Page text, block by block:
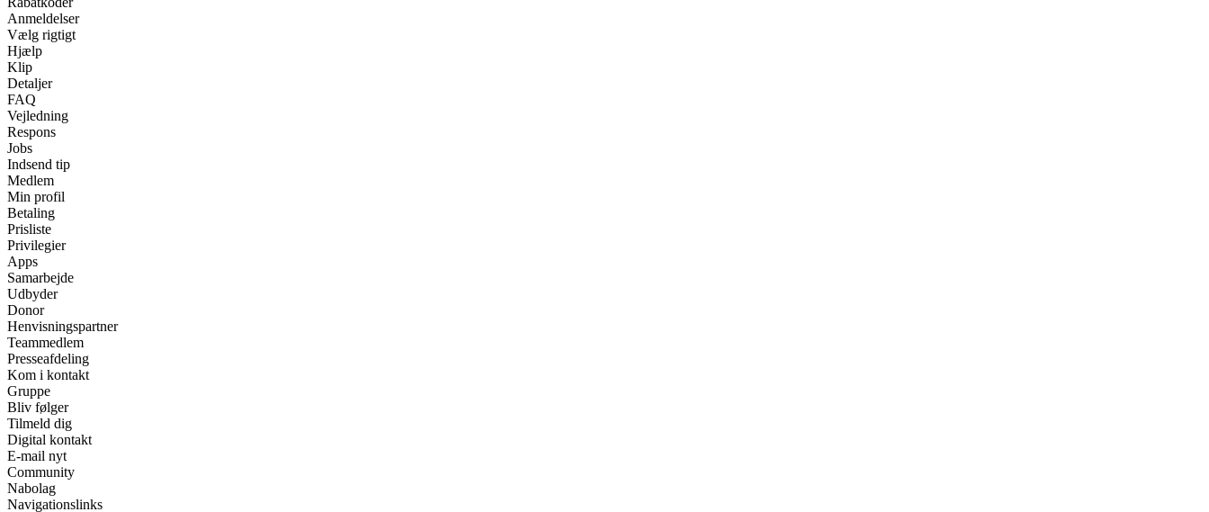
Anmeldelser
Vælg rigtigt
Hjælp
Klip
Detaljer
FAQ
Vejledning
Respons
Jobs
Indsend tip
Medlem
Min profil
Betaling
Prisliste
Privilegier
Apps
Samarbejde
Udbyder
Donor
Henvisningspartner
Teammedlem
Presseafdeling
Kom i kontakt
Gruppe
Bliv følger
Tilmeld dig
Digital kontakt
E-mail nyt
Community
Nabolag
Navigationslinks